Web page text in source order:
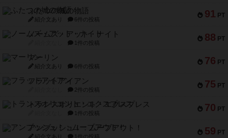
91 PT
ふたつの城の物語
紹介文あり 6件の投稿
88 PT
ノームズ・アット・ナイト
1件の投稿
76 PT
マーリン
紹介文あり 6件の投稿
75 PT
フラットアイアン
2件の投稿
70 PT
トランスオリエント・エクスプレス
1件の投稿
59 PT
アンブッシュ！：ムーブアウト！
紹介文あり 1件の投稿